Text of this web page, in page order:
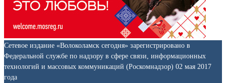
Сетевое издание «Волоколамск сегодня» зарегистрировано в
Федеральной службе по надзору в сфере связи, информационных
технологий и массовых коммуникаций (Роскомнадзор) 02 мая 2017
года